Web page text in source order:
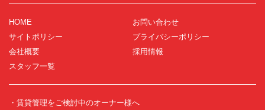
HOME
お問い合わせ
サイトポリシー
プライバシーポリシー
会社概要
採用情報
スタッフ一覧
・賃貸管理をご検討中のオーナー様へ